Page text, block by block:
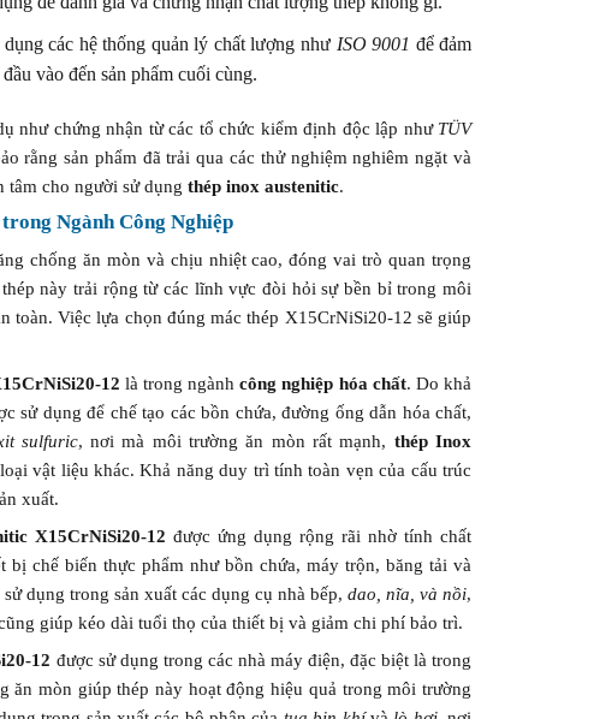
các hệ thống quản lý chất lượng như ISO 9001 để đảm
vào đến sản phẩm cuối cùng.
như chứng nhận từ các tổ chức kiểm định độc lập như TÜV
rằng sản phẩm đã trải qua các thử nghiệm nghiêm ngặt và
tâm cho người sử dụng thép inox austenitic.
Ngành Công Nghiệp
chống ăn mòn và chịu nhiệt cao, đóng vai trò quan trọng
này trải rộng từ các lĩnh vực đòi hỏi sự bền bỉ trong môi
toàn. Việc lựa chọn đúng mác thép X15CrNiSi20-12 sẽ giúp
12 là trong ngànhcông nghiệp hóa chất. Do khả
sử dụng để chế tạo các bồn chứa, đường ống dẫn hóa chất,
sulfuric, nơi mà môi trường ăn mòn rất mạnh, thép Inox
vật liệu khác. Khả năng duy trì tính toàn vẹn của cấu trúc
xuất.
X15CrNiSi20-12 được ứng dụng rộng rãi nhờ tính chất
chế biến thực phẩm như bồn chứa, máy trộn, băng tải và
dụng trong sản xuất các dụng cụ nhà bếp, dao, nĩa, và nồi,
giúp kéo dài tuổi thọ của thiết bị và giảm chi phí bảo trì.
12 được sử dụng trong các nhà máy điện, đặc biệt là trong
mòn giúp thép này hoạt động hiệu quả trong môi trường